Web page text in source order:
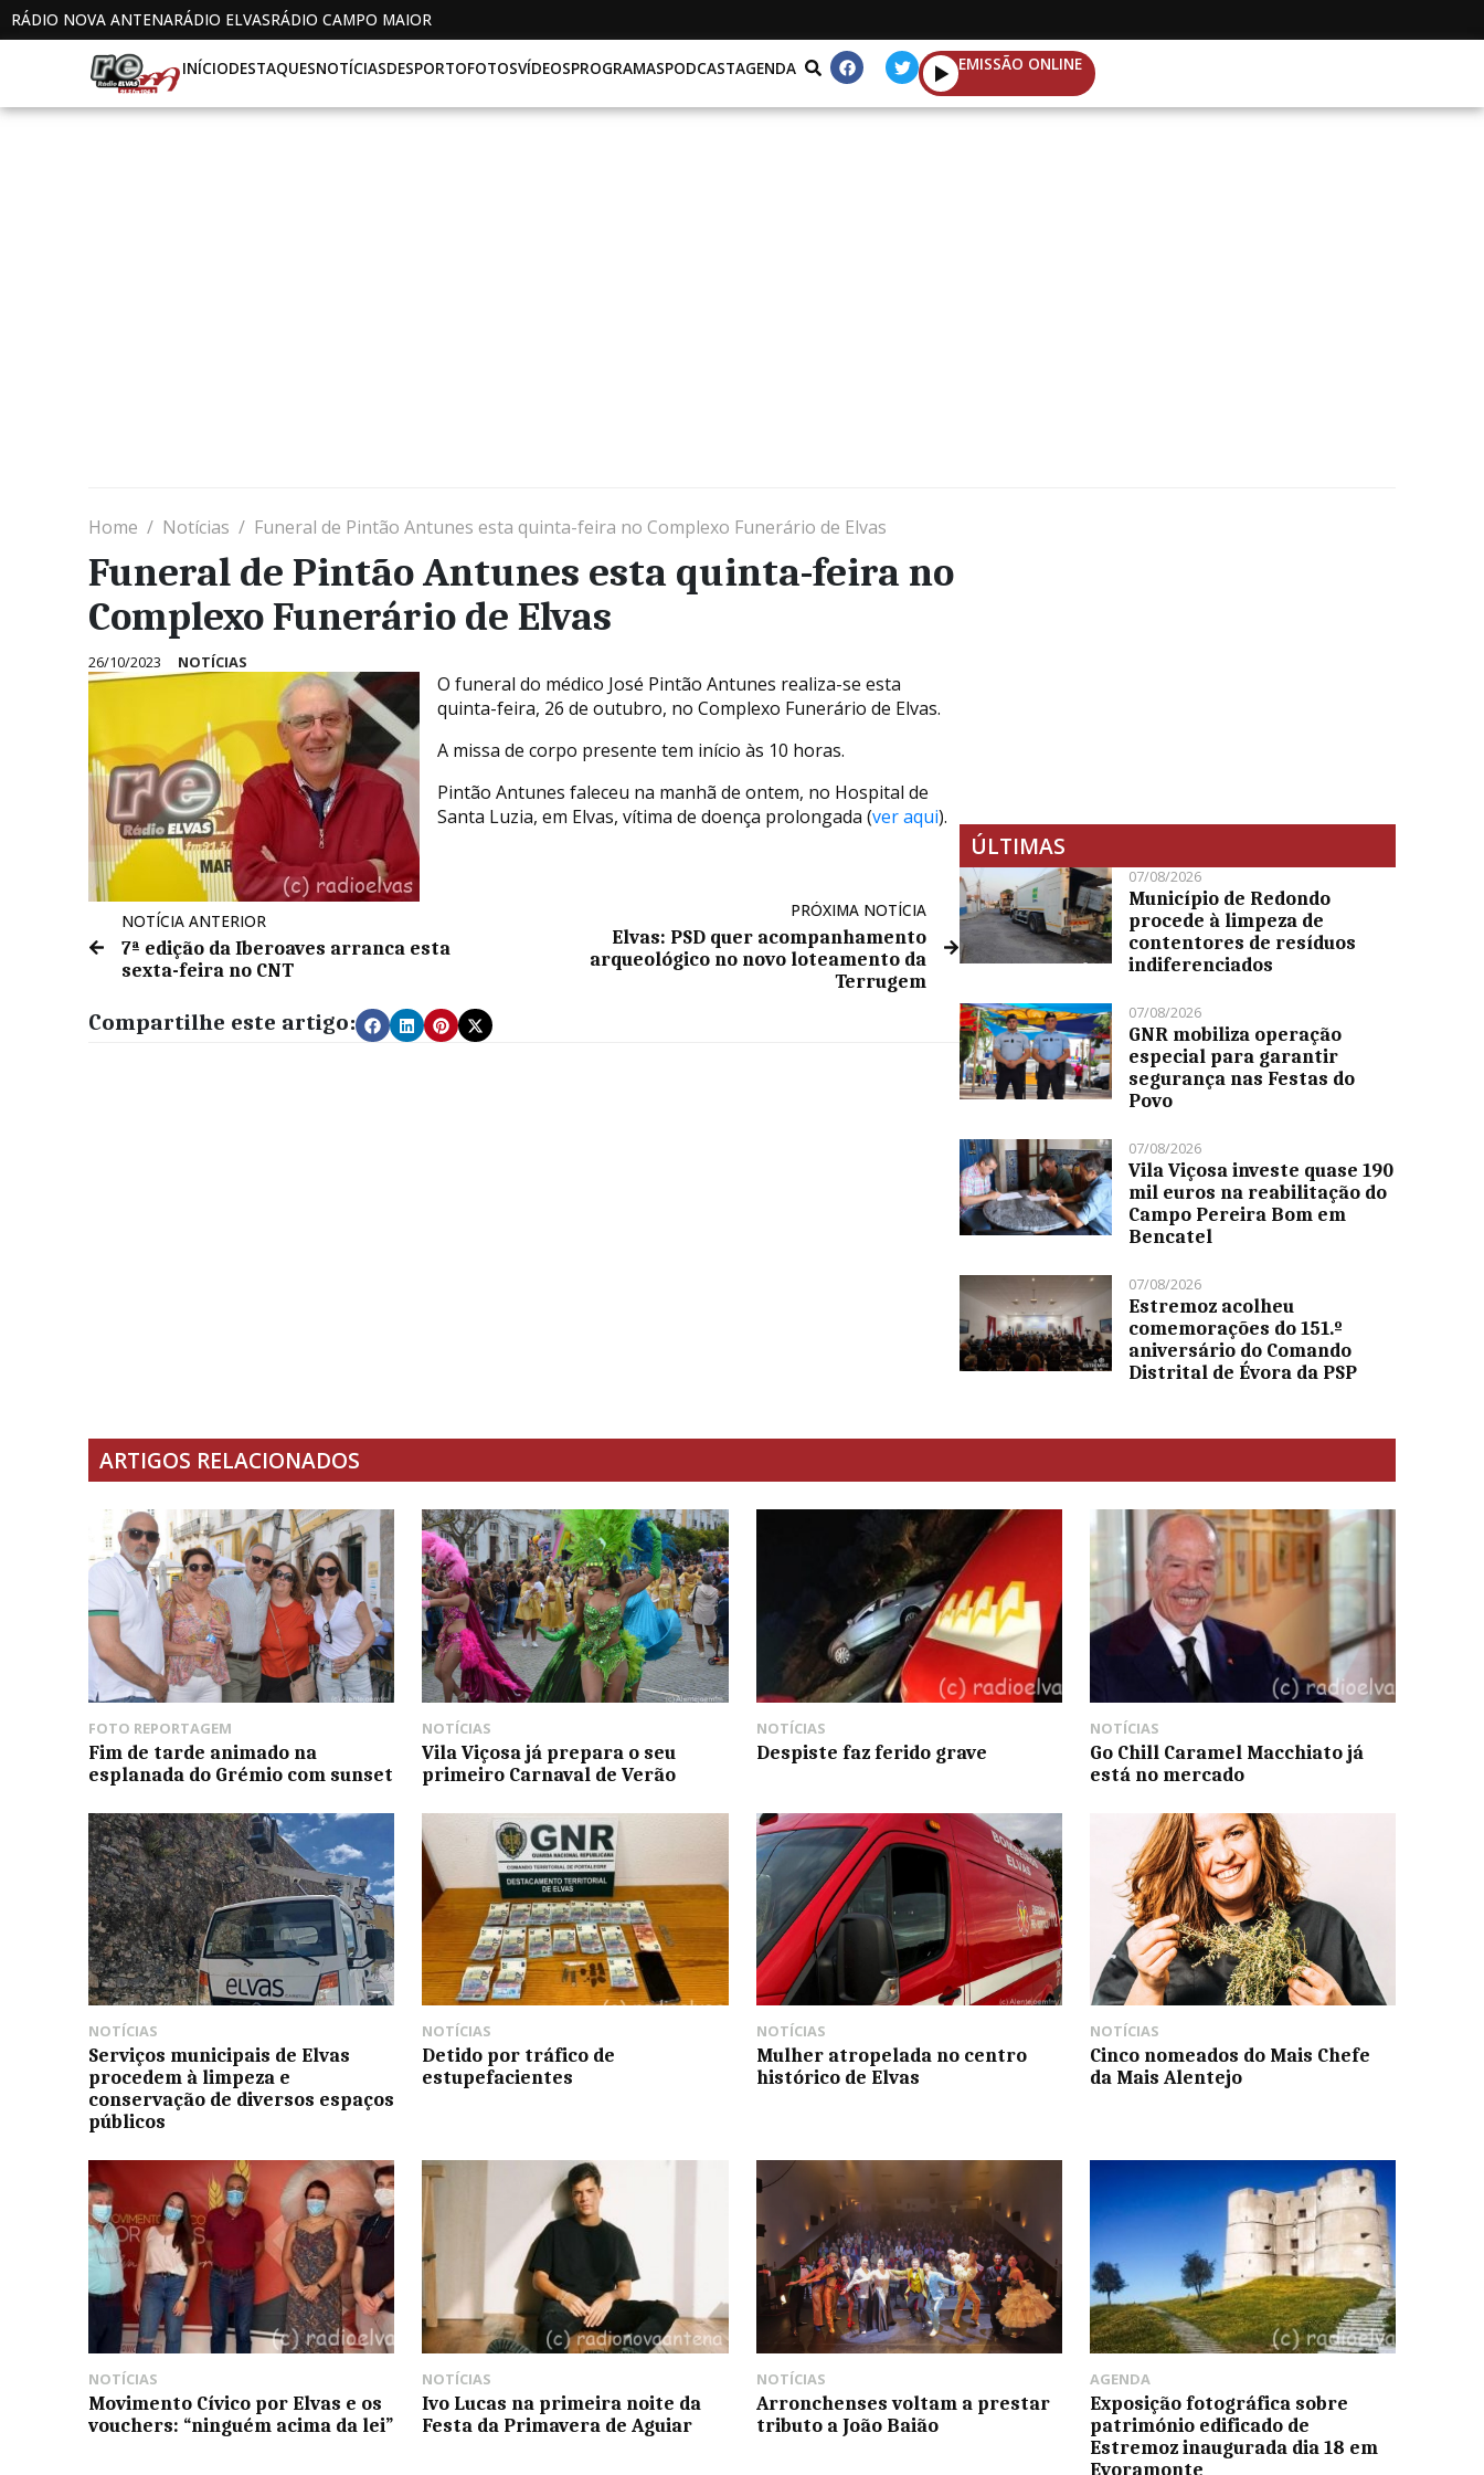
RÁDIO NOVA ANTENARÁDIO ELVASRÁDIO CAMPO MAIOR
INÍCIODESTAQUESNOTÍCIASDESPORTOFOTOSVÍDEOSPROGRAMASPODCASTAGENDA EMISSÃO ONLINE
Home Notícias Funeral de Pintão Antunes esta quinta-feira no Complexo Funerário de Elvas
Funeral de Pintão Antunes esta quinta-feira no
Complexo Funerário de Elvas
26/10/2023 NOTÍCIAS
O funeral do médico José Pintão Antunes realiza-se esta
quinta-feira, 26 de outubro, no Complexo Funerário de Elvas.
A missa de corpo presente tem início às 10 horas.
Pintão Antunes faleceu na manhã de ontem, no Hospital de
Santa Luzia, em Elvas, vítima de doença prolongada (ver aqui).
NOTÍCIA ANTERIOR
7ª edição da Iberoaves arranca esta
sexta-feira no CNT
PRÓXIMA NOTÍCIA
Elvas: PSD quer acompanhamento
arqueológico no novo loteamento da
Terrugem
Compartilhe este artigo:
ÚLTIMAS
07/08/2026
Município de Redondo
procede à limpeza de
contentores de resíduos
indiferenciados
07/08/2026
GNR mobiliza operação
especial para garantir
segurança nas Festas do
Povo
07/08/2026
Vila Viçosa investe quase 190
mil euros na reabilitação do
Campo Pereira Bom em
Bencatel
07/08/2026
Estremoz acolheu
comemorações do 151.º
aniversário do Comando
Distrital de Évora da PSP
ARTIGOS RELACIONADOS
FOTO REPORTAGEM
Fim de tarde animado na
esplanada do Grémio com sunset
NOTÍCIAS
Vila Viçosa já prepara o seu
primeiro Carnaval de Verão
NOTÍCIAS
Despiste faz ferido grave
NOTÍCIAS
Go Chill Caramel Macchiato já
está no mercado
NOTÍCIAS
Serviços municipais de Elvas
procedem à limpeza e
conservação de diversos espaços
públicos
NOTÍCIAS
Detido por tráfico de
estupefacientes
NOTÍCIAS
Mulher atropelada no centro
histórico de Elvas
NOTÍCIAS
Cinco nomeados do Mais Chefe
da Mais Alentejo
NOTÍCIAS
Movimento Cívico por Elvas e os
vouchers: “ninguém acima da lei”
NOTÍCIAS
Ivo Lucas na primeira noite da
Festa da Primavera de Aguiar
NOTÍCIAS
Arronchenses voltam a prestar
tributo a João Baião
AGENDA
Exposição fotográfica sobre
património edificado de
Estremoz inaugurada dia 18 em
Evoramonte